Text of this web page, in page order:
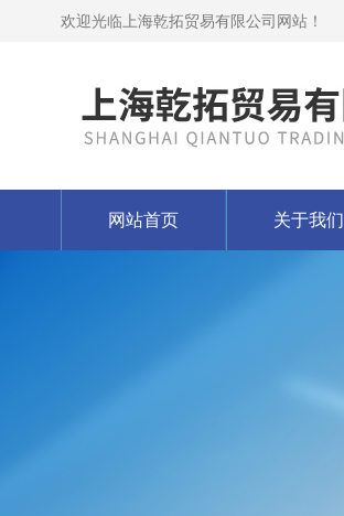
欢迎光临上海乾拓贸易有限公司网站！
网站首页 关于我们